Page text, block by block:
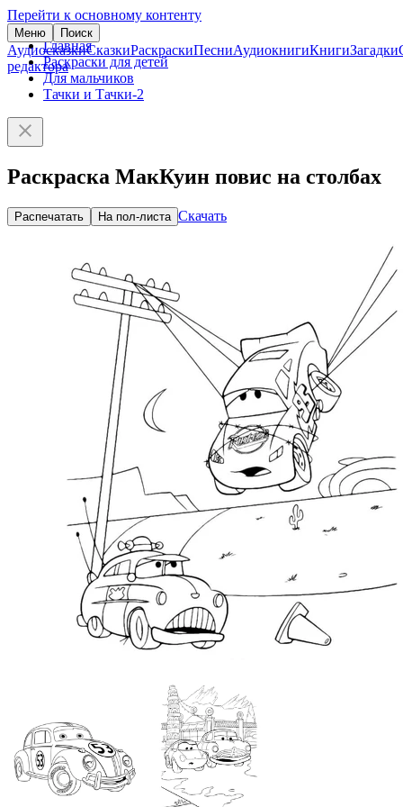
Перейти к основному контенту
Меню Поиск
АудиосказкиСказкиРаскраскиПесниАудиокнигиКнигиЗагадки
редактора
Главная
Раскраски для детей
Для мальчиков
Тачки и Тачки-2
Раскраска МакКуин повис на столбах
Распечатать На пол-листа Скачать